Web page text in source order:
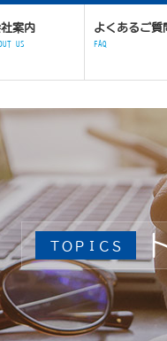
案内
US
よくあるご質
FAQ
ＴＯＰＩＣＳ